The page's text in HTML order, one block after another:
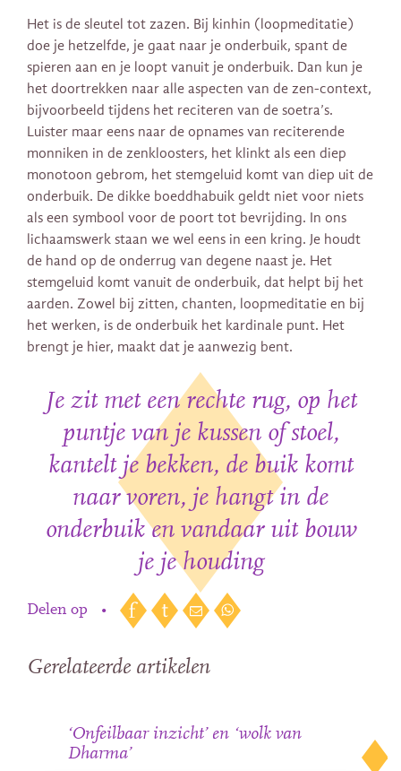
Het is de sleutel tot zazen. Bij kinhin (loopmeditatie)
doe je hetzelfde, je gaat naar je onderbuik, spant de
spieren aan en je loopt vanuit je onderbuik. Dan kun je
het doortrekken naar alle aspecten van de zen-context,
bijvoorbeeld tijdens het reciteren van de soetra’s.
Luister maar eens naar de opnames van reciterende
monniken in de zenkloosters, het klinkt als een diep
monotoon gebrom, het stemgeluid komt van diep uit de
onderbuik. De dikke boeddhabuik geldt niet voor niets
als een symbool voor de poort tot bevrijding. In ons
lichaamswerk staan we wel eens in een kring. Je houdt
de hand op de onderrug van degene naast je. Het
stemgeluid komt vanuit de onderbuik, dat helpt bij het
aarden. Zowel bij zitten, chanten, loopmeditatie en bij
het werken, is de onderbuik het kardinale punt. Het
brengt je hier, maakt dat je aanwezig bent.
Je zit met een rechte rug, op het
puntje van je kussen of stoel,
kantelt je bekken, de buik komt
naar voren, je hangt in de
onderbuik en vandaar uit bouw
je je houding
Delen op •
Gerelateerde artikelen
‘Onfeilbaar inzicht’ en ‘wolk van
Dharma’